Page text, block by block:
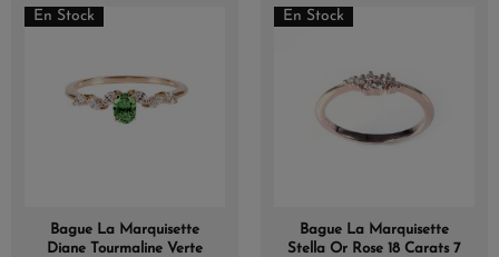
En Stock
Bague La Marquisette
Diane Tourmaline Verte
En Stock
Bague La Marquisette
Stella Or Rose 18 Carats 7